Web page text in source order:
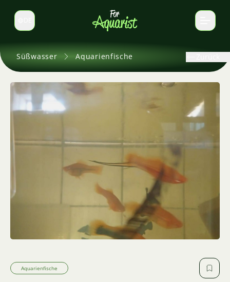
Sprache wechseln
Süßwasser Aquarienfische
Aquarienfische